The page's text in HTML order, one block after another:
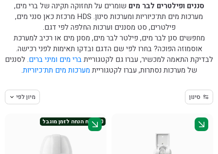
סננים ופילטרים לבר מים שומרים על תחזוקה תקינה של ברי מים,
מערכות מים תת־כיוריות ומערכות סינון. HDS מרכזת כאן סנני מים,
פילטרים, סט מסננים וערכות החלפה לפי דגם.
מחפשים סנן לבר מים, פילטר לבר מים, מסנן מים או רכיב למערכת
אוסמוזה הפוכה? בחרו לפי שם הדגם ובדקו תאימות לפני רכישה.
לבדיקת התאמה למכשיר, עברו גם לקטגורייתברי מים ומיני ברים. לסננים
של מערכות נסתרות, עברו לקטגורייתמערכות מים תת־כיוריות.
סינון מיון לפי
50 ש״ח הנחה לזמן מוגבל